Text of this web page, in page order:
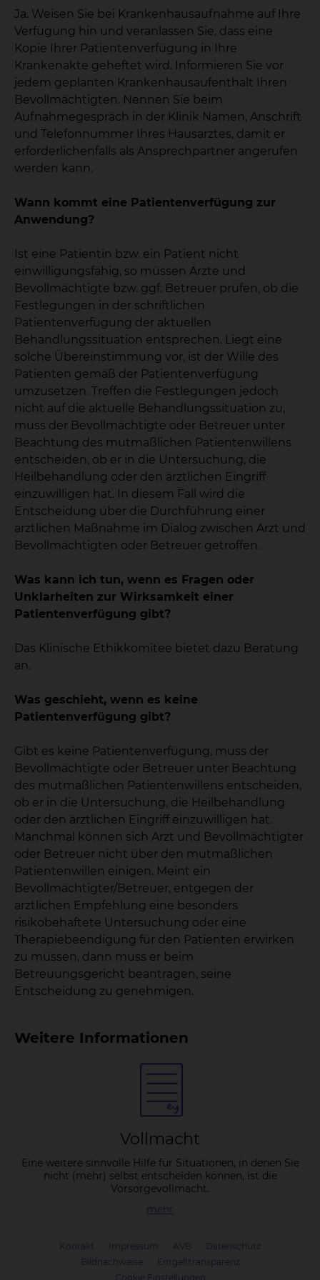
Ja. Weisen Sie bei Krankenhausaufnahme auf Ihre
Verfügung hin und veranlassen Sie, dass eine
Kopie Ihrer Patientenverfügung in Ihre
Krankenakte geheftet wird. Informieren Sie vor
jedem geplanten Krankenhausaufenthalt Ihren
Bevollmächtigten. Nennen Sie beim
Aufnahmegespräch in der Klinik Namen, Anschrift
und Telefonnummer Ihres Hausarztes, damit er
erforderlichenfalls als Ansprechpartner angerufen
werden kann.
Wann kommt eine Patientenverfügung zur
Anwendung?
Ist eine Patientin bzw. ein Patient nicht
einwilligungsfähig, so müssen Ärzte und
Bevollmächtigte bzw. ggf. Betreuer prüfen, ob die
Festlegungen in der schriftlichen
Patientenverfügung der aktuellen
Behandlungssituation entsprechen. Liegt eine
solche Übereinstimmung vor, ist der Wille des
Patienten gemäß der Patientenverfügung
umzusetzen. Treffen die Festlegungen jedoch
nicht auf die aktuelle Behandlungssituation zu,
muss der Bevollmächtigte oder Betreuer unter
Beachtung des mutmaßlichen Patientenwillens
entscheiden, ob er in die Untersuchung, die
Heilbehandlung oder den ärztlichen Eingriff
einzuwilligen hat. In diesem Fall wird die
Entscheidung über die Durchführung einer
ärztlichen Maßnahme im Dialog zwischen Arzt und
Bevollmächtigten oder Betreuer getroffen.
Was kann ich tun, wenn es Fragen oder
Unklarheiten zur Wirksamkeit einer
Patientenverfügung gibt?
Das Klinische Ethikkomitee bietet dazu Beratung
an.
Was geschieht, wenn es keine
Patientenverfügung gibt?
Gibt es keine Patientenverfügung, muss der
Bevollmächtigte oder Betreuer unter Beachtung
des mutmaßlichen Patientenwillens entscheiden,
ob er in die Untersuchung, die Heilbehandlung
oder den ärztlichen Eingriff einzuwilligen hat.
Manchmal können sich Arzt und Bevollmächtigter
oder Betreuer nicht über den mutmaßlichen
Patientenwillen einigen. Meint ein
Bevollmächtigter/Betreuer, entgegen der
ärztlichen Empfehlung eine besonders
risikobehaftete Untersuchung oder eine
Therapiebeendigung für den Patienten erwirken
zu müssen, dann muss er beim
Betreuungsgericht beantragen, seine
Entscheidung zu genehmigen.
Weitere Informationen
Voll­macht
Eine weitere sinnvolle Hilfe für Situationen, in denen Sie
nicht (mehr) selbst entscheiden können, ist die
Vorsorgevollmacht.
mehr
Kontakt Impressum AVB
Datenschutz
Bildnachweise
Entgelttransparenz
Cookie Einstellungen